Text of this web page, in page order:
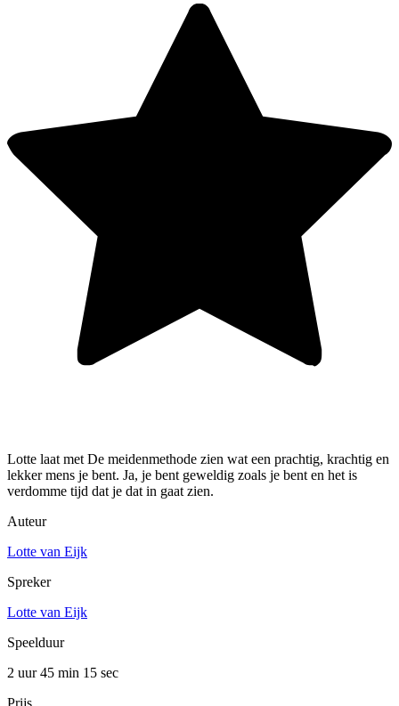
Lotte laat met De meidenmethode zien wat een prachtig, krachtig en
lekker mens je bent. Ja, je bent geweldig zoals je bent en het is
verdomme tijd dat je dat in gaat zien.
Auteur
Lotte van Eijk
Spreker
Lotte van Eijk
Speelduur
2 uur 45 min 15 sec
Prijs